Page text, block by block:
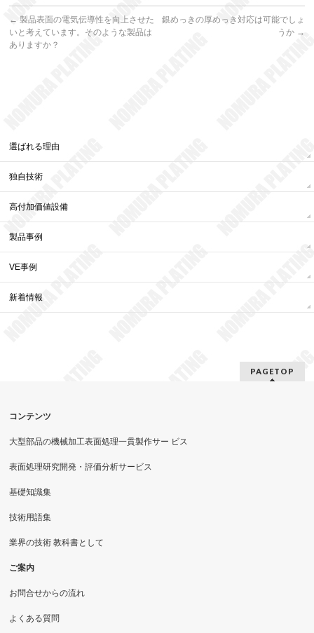
← 製品表面の電気伝導性を向上させた
いと考えています。そのような製品は
ありますか？
銀めっきの厚めっき対応は可能でしょ
うか →
選ばれる理由
独自技術
高付加価値設備
製品事例
VE事例
新着情報
PAGETOP
コンテンツ
大型部品の機械加工表面処理一貫製作サー ビス
表面処理研究開発・評価分析サービス
基礎知識集
技術用語集
業界の技術 教科書として
ご案内
お問合せからの流れ
よくある質問